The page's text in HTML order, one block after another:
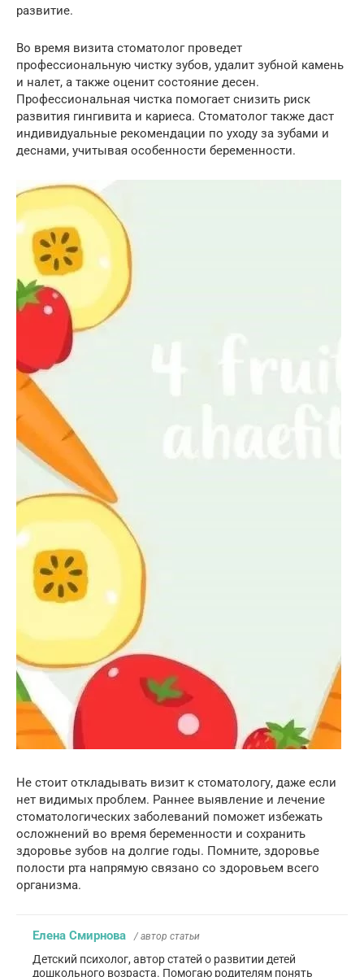
развитие.
Во время визита стоматолог проведет
профессиональную чистку зубов, удалит зубной камень
и налет, а также оценит состояние десен.
Профессиональная чистка помогает снизить риск
развития гингивита и кариеса. Стоматолог также даст
индивидуальные рекомендации по уходу за зубами и
деснами, учитывая особенности беременности.
Не стоит откладывать визит к стоматологу, даже если
нет видимых проблем. Раннее выявление и лечение
стоматологических заболеваний поможет избежать
осложнений во время беременности и сохранить
здоровье зубов на долгие годы. Помните, здоровье
полости рта напрямую связано со здоровьем всего
организма.
Елена Смирнова / автор статьи
Детский психолог, автор статей о развитии детей
дошкольного возраста. Помогаю родителям понять